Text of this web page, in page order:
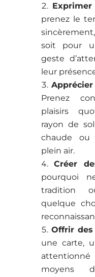
prenez le
soit pour
geste
leur
Prenez
plaisirs
rayon de
chaude ou
plein air.
Créer
pourquoi
tradition
quelque
Offrir
une carte,
moyens